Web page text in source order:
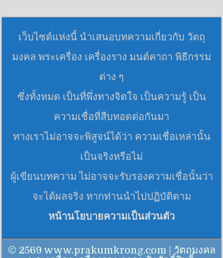
เว็บไซต์แห่งนี้ นำเสนอบทความเกี่ยวกับ วัตถุ
มงคล พระเครื่อง เครื่องราง มนต์คาถา พิธีกรรม
ต่าง ๆ
ซึ่งทั้งหมด เป็นที่พึ่งทางจิตใจ เป็นความรู้ เป็น
ความเชื่อที่สืบทอดต่อกันมา
ทางเราไม่อาจจะพิสูจน์ได้ว่า ความเชื่อเหล่านั้น
เป็นจริงหรือไม่
ผู้เขียนบทความ ไม่อาจจะรับรองความเชื่อนั้นว่า
จะได้ผลจริง หากท่านนำไปปฏิบัติตาม
หน้านโยบายความเป็นส่วนตัว
© 2569 www.prakumkrong.com | วัตถุมงคล